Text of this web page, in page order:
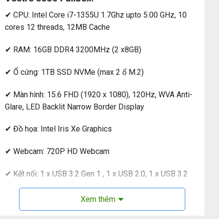
✔ CPU: Intel Core i7-1355U 1.7Ghz upto 5.00 GHz, 10
cores 12 threads, 12MB Cache
✔ RAM: 16GB DDR4 3200MHz (2 x8GB)
✔ Ổ cứng: 1TB SSD NVMe (max 2 ổ M.2)
✔ Màn hình: 15.6 FHD (1920 x 1080), 120Hz, WVA Anti-
Glare, LED Backlit Narrow Border Display
✔ Đồ họa: Intel Iris Xe Graphics
✔ Webcam: 720P HD Webcam
✔ Kết nối: 1 x USB 3.2 Gen 1 , 1 x USB 2.0, 1 x USB 3.2
Gen 1 Type-C, 1 x Universal audio, 1 x HDMI 1.4 , 1 x
Xem thêm